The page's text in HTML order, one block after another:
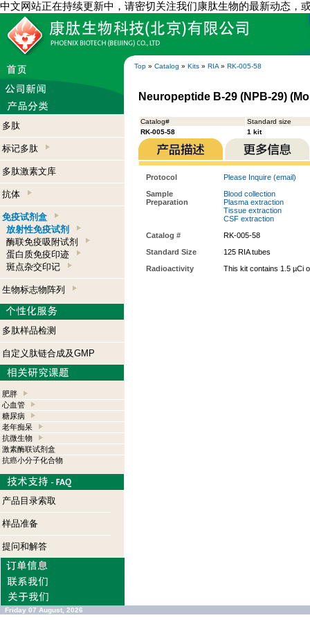
中文网站正在持续更新中，请密切关注我们康肽生物的最新动态，
Top » Catalog » Kits » RIA » RK-005-58
多肽
标记多肽
多肽激素文库
抗体
免疫试剂盒
放射性免疫试剂
酶联免疫吸附试剂
蛋白质免疫印迹
斑点杂交印记
生物标志物阵列
多肽样品检测
自定义肽链合成及GMP
肥胖
心血管
糖尿病
老年痴呆
抗微生物
激素酶联试剂盒
抗癌小分子化合物
产品目录索取
样品准备
提问和解答
Neuropeptide B-29 (NPB-29)
Catalog#
Standard size
RK-005-58
1 kit
Protocol
Please Inquire (email)
Sample
Preparation
Blood collection
Plasma extraction
Tissue extraction
CSF extraction
Catalog #
RK-005-58
Standard Size
125 RIA tubes
Radioactivity
This kit contains 1.5 µCi
Friday 07 August, 2026